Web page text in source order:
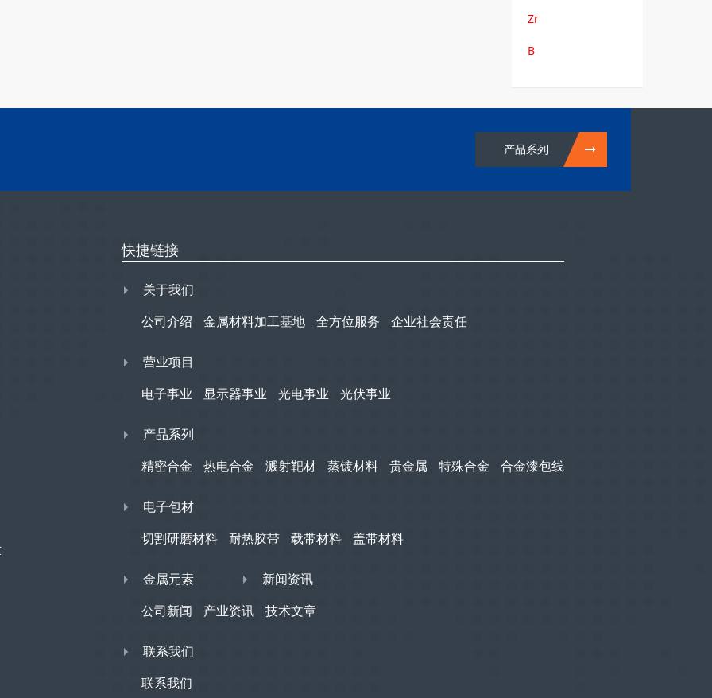
Zr
B
产品系列
快捷链接
关于我们
公司介绍
金属材料加工基地 全方位服务 企业社会责任
营业项目
电子事业
显示器事业 光电事业 光伏事业
产品系列
精密合金
热电合金 溅射靶材 蒸镀材料 贵金属 特殊合金 合金漆包线
电子包材
切割研磨材料
耐热胶带 载带材料 盖带材料
金属元素
新闻资讯
公司新闻
产业资讯 技术文章
联系我们
联系我们